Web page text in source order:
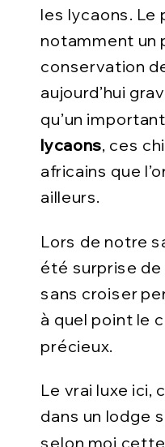
les lycaons. Le
notamment un
conservation
aujourd’hui
qu’un
lycaons, ces
africains que
ailleurs.
Lors de notre
été surprise
sans croiser
à quel point le
précieux.
Le vrai luxe ici,
dans un lodge
selon moi